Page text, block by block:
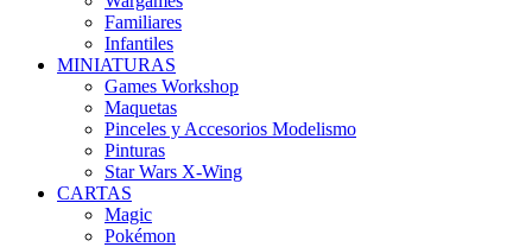
Familiares
Infantiles
MINIATURAS
Games Workshop
Maquetas
Pinceles y Accesorios Modelismo
Pinturas
Star Wars X-Wing
CARTAS
Magic
Pokémon